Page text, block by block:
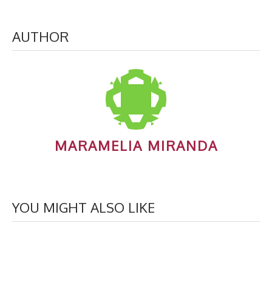
AUTHOR
MARAMELIA MIRANDA
YOU MIGHT ALSO LIKE